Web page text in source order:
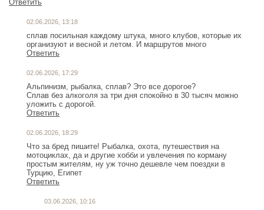
Ответить
02.06.2026, 13:18
сплав посильная каждому штука, много клубов, которые их
организуют и весной и летом. И маршрутов много
Ответить
02.06.2026, 17:29
Альпинизм, рыбалка, сплав? Это все дорогое?
Сплав без алкоголя за три дня спокойно в 30 тысяч можно
уложить с дорогой.
Ответить
02.06.2026, 18:29
Что за бред пишите! Рыбалка, охота, путешествия на
мотоциклах, да и другие хобби и увлечения по корману
простым жителям, ну уж точно дешевле чем поездки в
Турцию, Египет
Ответить
03.06.2026, 10:16